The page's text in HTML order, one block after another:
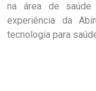
na área de saúde
experiência da
tecnologia para